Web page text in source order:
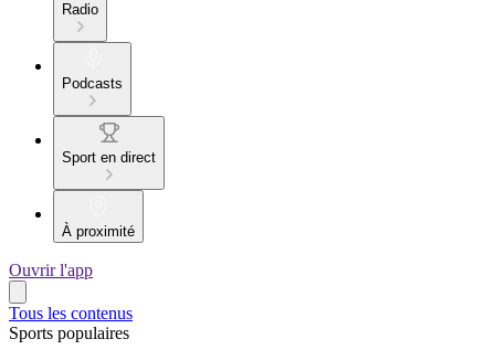
Radio
Podcasts
Sport en direct
À proximité
Ouvrir l'app
Tous les contenus
Sports populaires